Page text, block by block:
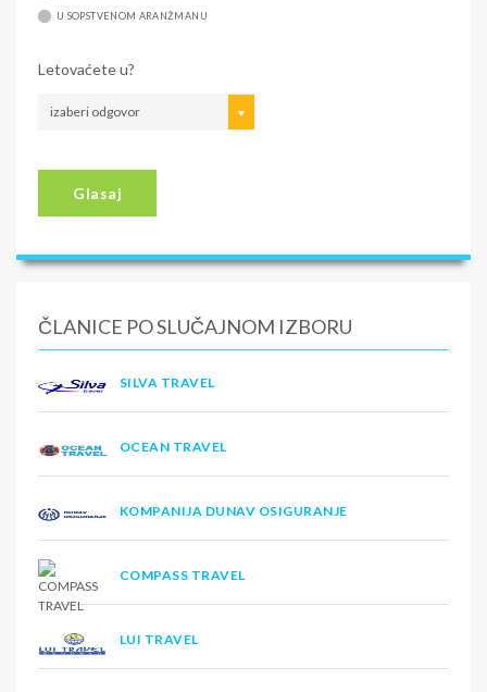
U SOPSTVENOM ARANŽMANU
Letovaćete u?
izaberi odgovor
Glasaj
ČLANICE PO SLUČAJNOM IZBORU
SILVA TRAVEL
OCEAN TRAVEL
KOMPANIJA DUNAV OSIGURANJE
COMPASS TRAVEL
LUI TRAVEL